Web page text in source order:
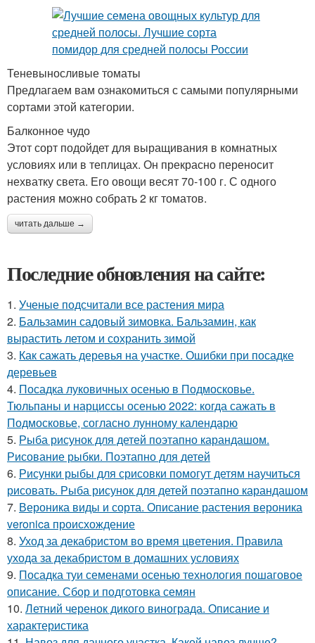
Теневыносливые томаты
Предлагаем вам ознакомиться с самыми популярными
сортами этой категории.
Балконное чудо
Этот сорт подойдет для выращивания в комнатных
условиях или в теплицах. Он прекрасно переносит
нехватку света. Его овощи весят 70-100 г. С одного
растения можно собрать 2 кг томатов.
читать дальше →
Последние обновления на сайте:
1. Ученые подсчитали все растения мира
2. Бальзамин садовый зимовка. Бальзамин, как
вырастить летом и сохранить зимой
3. Как сажать деревья на участке. Ошибки при посадке
деревьев
4. Посадка луковичных осенью в Подмосковье.
Тюльпаны и нарциссы осенью 2022: когда сажать в
Подмосковье, согласно лунному календарю
5. Рыба рисунок для детей поэтапно карандашом.
Рисование рыбки. Поэтапно для детей
6. Рисунки рыбы для срисовки помогут детям научиться
рисовать. Рыба рисунок для детей поэтапно карандашом
7. Вероника виды и сорта. Описание растения вероника
veronica происхождение
8. Уход за декабристом во время цветения. Правила
ухода за декабристом в домашних условиях
9. Посадка туи семенами осенью технология пошаговое
описание. Сбор и подготовка семян
10. Летний черенок дикого винограда. Описание и
характеристика